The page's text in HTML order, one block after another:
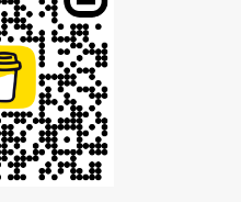
FRANCESE
GESTO
GLOBALE
GLOSSIKA
HAKKA